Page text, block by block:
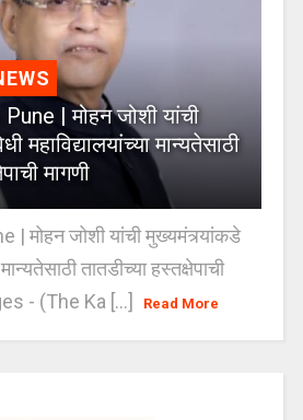
| मोहन जोशी यांची
महाविद्यालयांच्या मान्यतेसाठी
मागणी
मोहन जोशी यांची मुख्यमंत्र्यांकडे
तातडीच्या हस्तक्षेपाची
- (The Ka [...]
Read More